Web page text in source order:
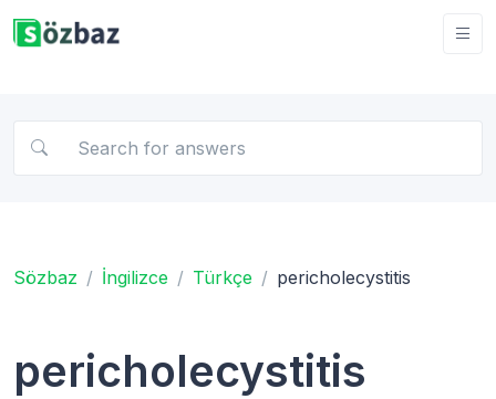
Sözbaz İngilizce Türkçe pericholecystitis
pericholecystitis